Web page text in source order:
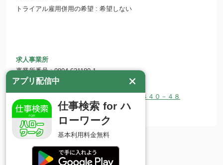
トライアル雇用併用の希望
希望しない
求人事業所
事業所番号
0804-621180-1
事業所名
株式会社カーフレンズツバサ
〒300-1243 茨城県つくば市大井１４４０－４８
ホームページ
アプリ配信中
仕事検索 for ハ
ローワーク
基本利用料金無料